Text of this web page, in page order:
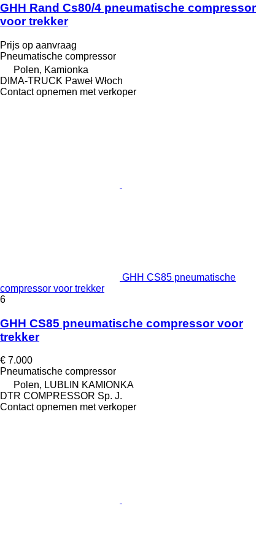
GHH Rand Cs80/4 pneumatische compressor
voor trekker
Prijs op aanvraag
Pneumatische compressor
Polen, Kamionka
DIMA-TRUCK Paweł Włoch
Contact opnemen met verkoper
GHH CS85 pneumatische
compressor voor trekker
6
GHH CS85 pneumatische compressor voor
trekker
€ 7.000
Pneumatische compressor
Polen, LUBLIN KAMIONKA
DTR COMPRESSOR Sp. J.
Contact opnemen met verkoper